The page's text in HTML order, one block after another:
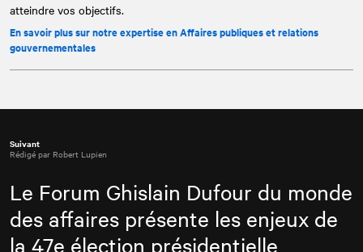
atteindre vos objectifs.
En savoir plus sur notre expertise en Affaires publiques et relations
gouvernementales
Suivant
Rédigé par Robert Lupien
Le Forum Ghislain Dufour du monde
des affaires présente les enjeux de
la 47e élection présidentielle